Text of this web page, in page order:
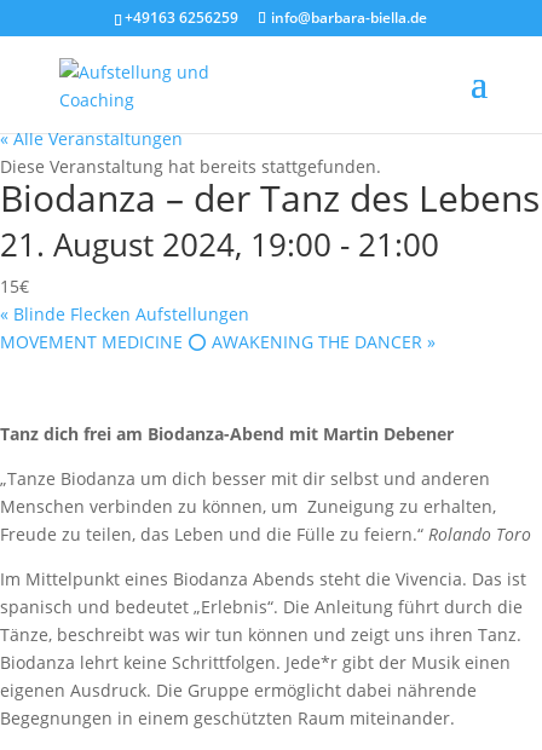
+49163 6256259 info@barbara-biella.de
« Alle Veranstaltungen
Diese Veranstaltung hat bereits stattgefunden.
Biodanza – der Tanz des Lebens
21. August 2024, 19:00 - 21:00
15€
« Blinde Flecken Aufstellungen
MOVEMENT MEDICINE ⭕️ AWAKENING THE DANCER »
Tanz dich frei am Biodanza-Abend mit Martin Debener
„Tanze Biodanza um dich besser mit dir selbst und anderen
Menschen verbinden zu können, um Zuneigung zu erhalten,
Freude zu teilen, das Leben und die Fülle zu feiern.“ Rolando Toro
Im Mittelpunkt eines Biodanza Abends steht die Vivencia. Das ist
spanisch und bedeutet „Erlebnis“. Die Anleitung führt durch die
Tänze, beschreibt was wir tun können und zeigt uns ihren Tanz.
Biodanza lehrt keine Schrittfolgen. Jede*r gibt der Musik einen
eigenen Ausdruck. Die Gruppe ermöglicht dabei nährende
Begegnungen in einem geschützten Raum miteinander.